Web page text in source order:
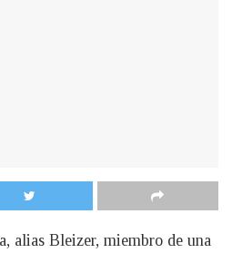
alias Bleizer, miembro de una